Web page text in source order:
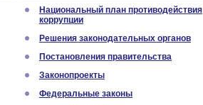
Национальный план противодействия
коррупции
Решения законодательных органов
Постановления правительства
Законопроекты
Федеральные законы